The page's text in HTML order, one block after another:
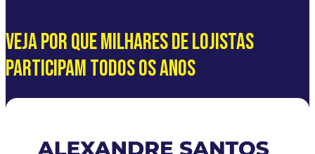
VEJA POR QUE MILHARES DE LOJISTAS
PARTICIPAM TODOS OS ANOS